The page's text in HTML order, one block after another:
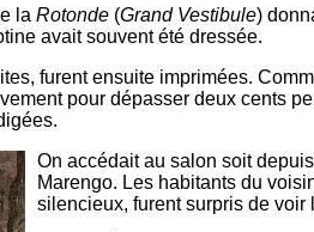
la Rotonde (Grand Vestibule)
avait souvent été dressée.
furent ensuite imprimées.
pour dépasser deux cents
On accédait au salon soit
Marengo. Les habitants du
silencieux, furent surpris de voir